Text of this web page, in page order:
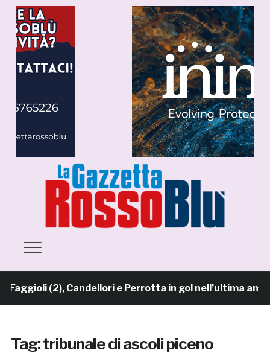
(2), Candellori e Perrotta in gol nell’ultima amichevole.
Tag:tribunale di ascoli piceno